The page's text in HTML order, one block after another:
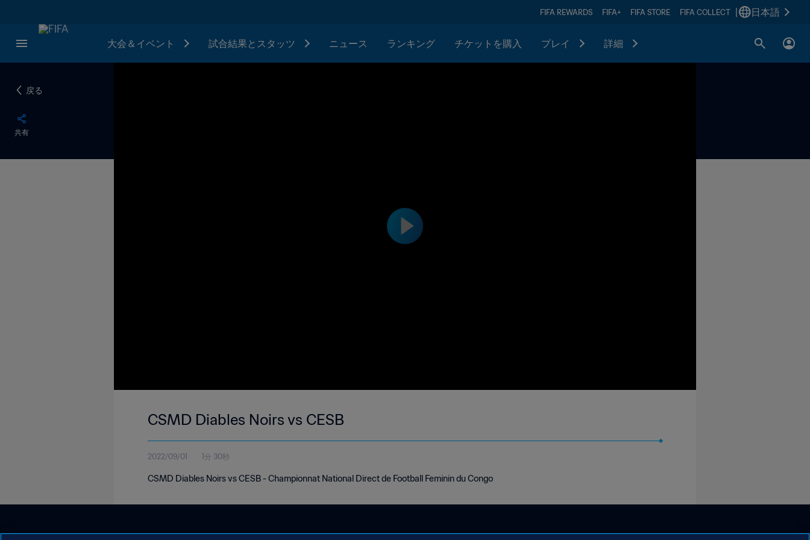
FIFA REWARDS FIFA+ FIFA STORE FIFA COLLECT 日本語
大会＆イベント 試合結果とスタッツ ニュース ランキング チケットを購入 プレイ 詳細
戻る
共有
CSMD Diables Noirs vs CESB
2022/09/01 1分 30秒
CSMD Diables Noirs vs CESB - Championnat National Direct de Football Feminin du Congo